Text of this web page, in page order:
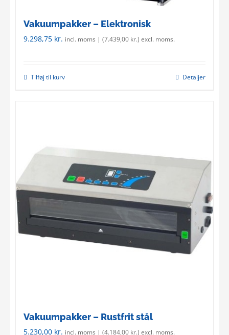
Vakuumpakker – Elektronisk
9.298,75 kr. incl. moms | (7.439,00 kr.) excl. moms.
Tilføj til kurv Detaljer
Vakuumpakker – Rustfrit stål
5.230,00 kr. incl. moms | (4.184,00 kr.) excl. moms.